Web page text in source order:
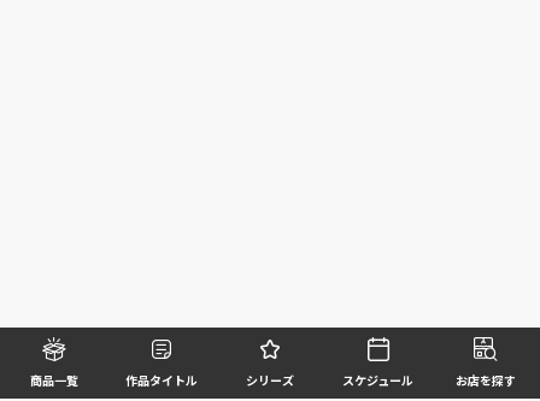
商品一覧 作品タイトル シリーズ スケジュール お店を探す